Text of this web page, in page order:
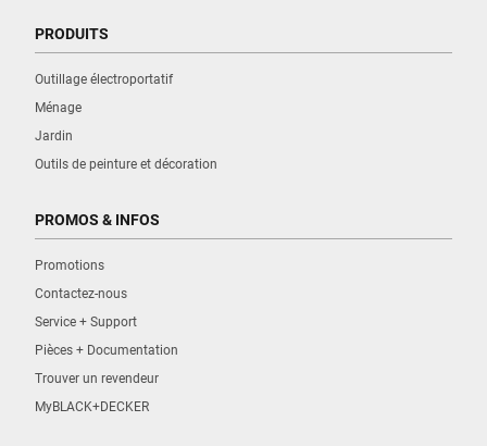
PRODUITS
Outillage électroportatif
Ménage
Jardin
Outils de peinture et décoration
PROMOS & INFOS
Promotions
Contactez-nous
Service + Support
Pièces + Documentation
Trouver un revendeur
MyBLACK+DECKER